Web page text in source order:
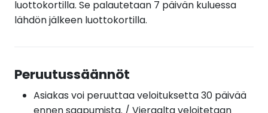
luottokortilla. Se palautetaan 7 päivän kuluessa
lähdön jälkeen luottokortilla.
Peruutussäännöt
Asiakas voi peruuttaa veloituksetta 30 päivää
ennen saapumista. / Vieraalta veloitetaan